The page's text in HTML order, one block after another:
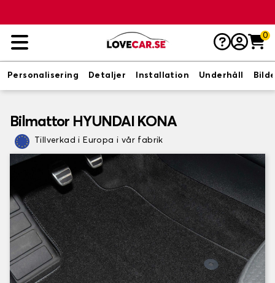
0
Personalisering Detaljer Installation Underhåll
Bilmattor HYUNDAI KONA
Tillverkad i Europa i vår fabrik